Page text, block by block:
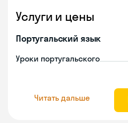
Услуги и цены
Португальский язык
Уроки португальского
Читать дальше